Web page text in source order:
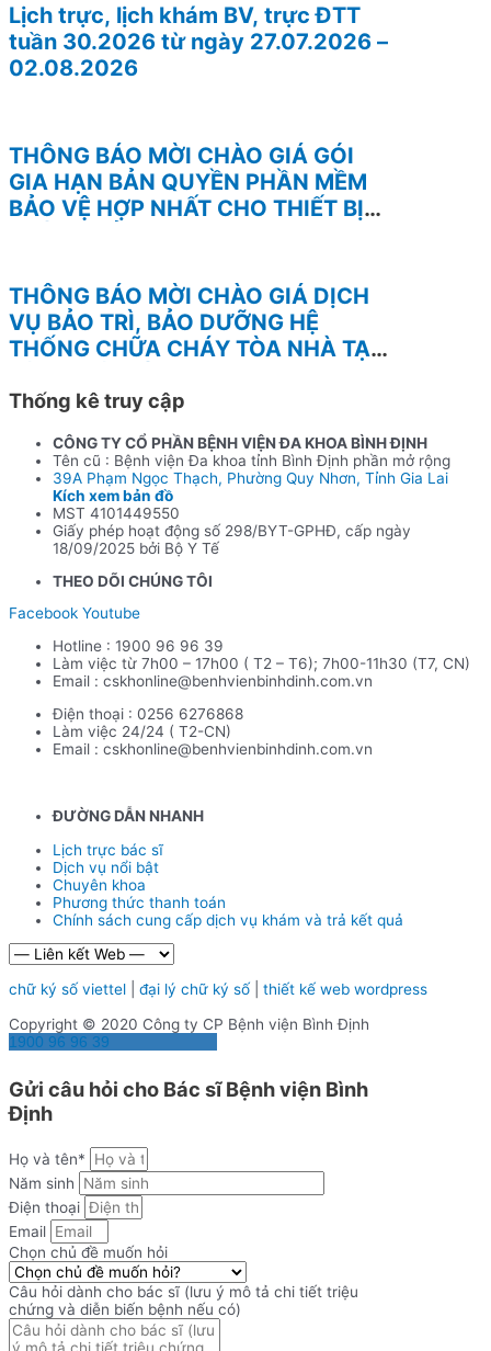
Lịch trực, lịch khám BV, trực ĐTT
tuần 30.2026 từ ngày 27.07.2026 –
02.08.2026
THÔNG BÁO MỜI CHÀO GIÁ GÓI
GIA HẠN BẢN QUYỀN PHẦN MỀM
BẢO VỆ HỢP NHẤT CHO THIẾT BỊ
THÔNG BÁO MỜI CHÀO GIÁ DỊCH
VỤ BẢO TRÌ, BẢO DƯỠNG HỆ
THỐNG CHỮA CHÁY TÒA NHÀ TẠI
Thống kê truy cập
CÔNG TY CỔ PHẦN BỆNH VIỆN ĐA KHOA BÌNH ĐỊNH
Tên cũ : Bệnh viện Đa khoa tỉnh Bình Định phần mở rộng
39A Phạm Ngọc Thạch, Phường Quy Nhơn, Tỉnh Gia Lai
Kích xem bản đồ
MST 4101449550
Giấy phép hoạt động số 298/BYT-GPHĐ, cấp ngày
18/09/2025 bởi Bộ Y Tế
THEO DÕI CHÚNG TÔI
Facebook Youtube
Hotline : 1900 96 96 39
Làm việc từ 7h00 – 17h00 ( T2 – T6); 7h00-11h30 (T7, CN)
Email : cskhonline@benhvienbinhdinh.com.vn
Điện thoại : 0256 6276868
Làm việc 24/24 ( T2-CN)
Email : cskhonline@benhvienbinhdinh.com.vn
ĐƯỜNG DẪN NHANH
Lịch trực bác sĩ
Dịch vụ nổi bật
Chuyên khoa
Phương thức thanh toán
Chính sách cung cấp dịch vụ khám và trả kết quả
chữ ký số viettel đại lý chữ ký số
thiết kế web wordpress
Copyright © 2020 Công ty CP Bệnh viện Bình Định
1900 96 96 39
Gửi câu hỏi cho Bác sĩ Bệnh viện Bình
Định
Họ và tên*
Năm sinh
Điện thoại
Email
Chọn chủ đề muốn hỏi
Câu hỏi dành cho bác sĩ (lưu ý mô tả chi tiết triệu
chứng và diễn biến bệnh nếu có)